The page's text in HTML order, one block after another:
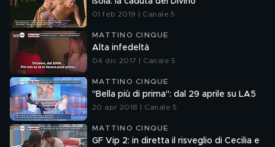
01 feb 2019 | Canale 5
MATTINO CINQUE
Alta infedeltà
04 dic 2017 | Canale 5
MATTINO CINQUE
"Bella più di prima": dal 29 aprile su LA5
20 apr 2018 | Canale 5
MATTINO CINQUE
GF Vip 2: in diretta il risveglio di Cecilia e